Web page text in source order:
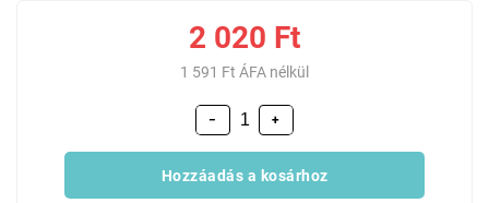
2 020 Ft
1 591 Ft ÁFA nélkül
+
−
Hozzáadás a kosárhoz